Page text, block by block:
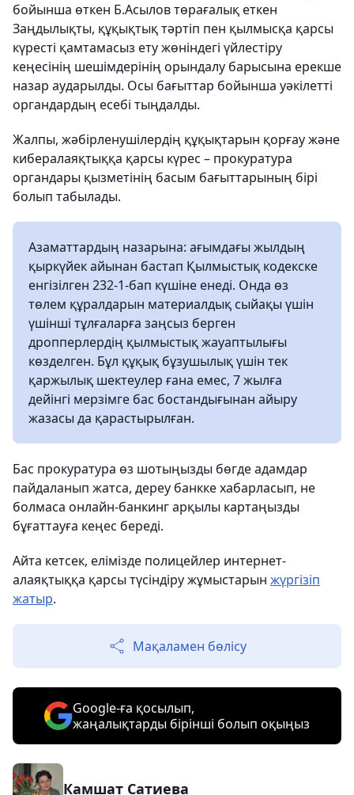
бойынша өткен Б.Асылов төрағалық еткен
Заңдылықты, құқықтық тәртіп пен қылмысқа қарсы
күресті қамтамасыз ету жөніндегі үйлестіру
кеңесінің шешімдерінің орындалу барысына ерекше
назар аударылды. Осы бағыттар бойынша уәкілетті
органдардың есебі тыңдалды.
Жалпы, жәбірленушілердің құқықтарын қорғау және
кибералаяқтыққа қарсы күрес – прокуратура
органдары қызметінің басым бағыттарының бірі
болып табылады.
Азаматтардың назарына: ағымдағы жылдың
қыркүйек айынан бастап Қылмыстық кодекске
енгізілген 232-1-бап күшіне енеді. Онда өз
төлем құралдарын материалдық сыйақы үшін
үшінші тұлғаларға заңсыз берген
дропперлердің қылмыстық жауаптылығы
көзделген. Бұл құқық бұзушылық үшін тек
қаржылық шектеулер ғана емес, 7 жылға
дейінгі мерзімге бас бостандығынан айыру
жазасы да қарастырылған.
Бас прокуратура өз шотыңызды бөгде адамдар
пайдаланып жатса, дереу банкке хабарласып, не
болмаса онлайн-банкинг арқылы картаңызды
бұғаттауға кеңес береді.
Айта кетсек, елімізде полицейлер интернет-
алаяқтыққа қарсы түсіндіру жұмыстарын жүргізіп
жатыр.
Мақаламен бөлісу
Google-ға қосылып,
жаңалықтарды бірінші болып оқыңыз
Камшат Сатиева